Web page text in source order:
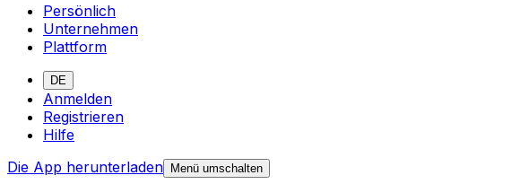
Persönlich
Unternehmen
Plattform
DE
Anmelden
Registrieren
Hilfe
Die App herunterladen Menü umschalten